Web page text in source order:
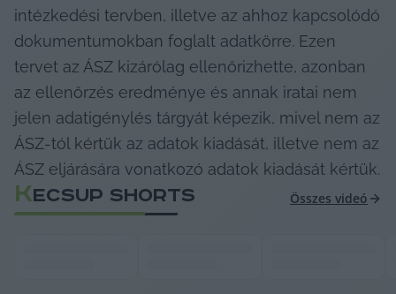
intézkedési tervben, illetve az ahhoz kapcsolódó
dokumentumokban foglalt adatkörre. Ezen
tervet az ÁSZ kizárólag ellenőrizhette, azonban
az ellenőrzés eredménye és annak iratai nem
jelen adatigénylés tárgyát képezik, mivel nem az
ÁSZ-tól kértük az adatok kiadását, illetve nem az
ÁSZ eljárására vonatkozó adatok kiadását kértük.
KECSUP SHORTS Összes videó